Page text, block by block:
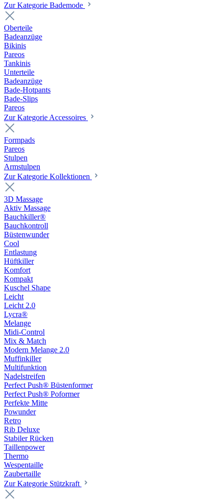
Zur Kategorie Bademode
Oberteile
Badeanzüge
Bikinis
Pareos
Tankinis
Unterteile
Badeanzüge
Bade-Hotpants
Bade-Slips
Pareos
Zur Kategorie Accessoires
Formpads
Pareos
Stulpen
Armstulpen
Zur Kategorie Kollektionen
3D Massage
Aktiv Massage
Bauchkiller®
Bauchkontroll
Büstenwunder
Cool
Entlastung
Hüftkiller
Komfort
Kompakt
Kuschel Shape
Leicht
Leicht 2.0
Lycra®
Melange
Midi-Control
Mix & Match
Modern Melange 2.0
Muffinkiller
Multifunktion
Nadelstreifen
Perfect Push® Büstenformer
Perfect Push® Poformer
Perfekte Mitte
Powunder
Retro
Rib Deluxe
Stabiler Rücken
Taillenpower
Thermo
Wespentaille
Zaubertaille
Zur Kategorie Stützkraft